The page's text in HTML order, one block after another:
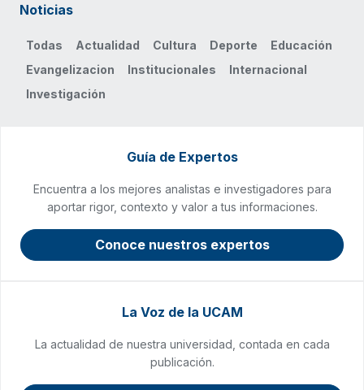
Noticias
Todas Actualidad Cultura Deporte
Educación
Evangelizacion
Institucionales
Internacional
Investigación
Guía de Expertos
Encuentra a los mejores analistas e investigadores para
aportar rigor, contexto y valor a tus informaciones.
Conoce nuestros expertos
La Voz de la UCAM
La actualidad de nuestra universidad, contada en cada
publicación.